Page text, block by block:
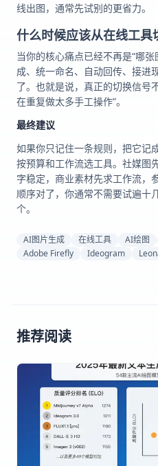
线出图，通常先试别的更省力。
什么时候应该从在线工具
当你的核心痛点已经不再是“哪
成、统一命名、自动回传、接进
了。也就是说，真正的切换信号
在重复做太多手工操作”。
最终建议
如果你只记住一条规则，把它记
按预算和工作流选工具。社媒图
字稳定，商业素材先求工作流，
顺序对了，你通常不需要试遍十
个。
AI图片生成 在线工具 AI绘图
Adobe Firefly
Ideogram
推荐阅读